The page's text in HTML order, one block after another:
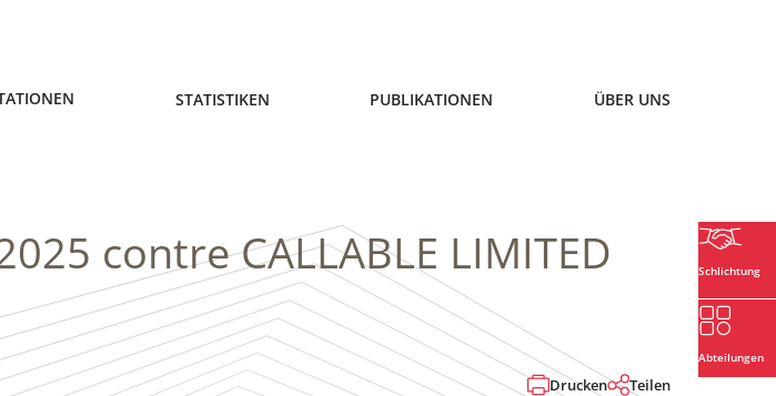
STATISTIKEN PUBLIKATIONEN ÜBER UNS
Schlichtung
Abteilungen
contre CALLABLE LIMITED
Drucken Teilen